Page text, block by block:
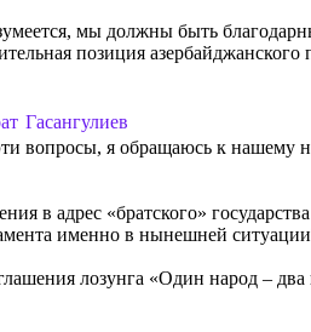
мы должны быть
позиция
Гасангулиев
вопросы, я обращаюсь к нашему
в адрес «братского»
именно в нынешней
лозунга «Один народ –